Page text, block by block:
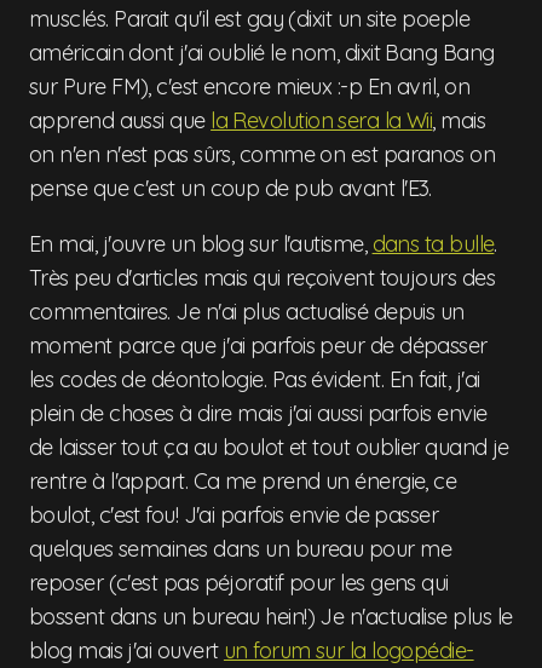
musclés. Parait qu'il est gay (dixit un site poeple
américain dont j'ai oublié le nom, dixit Bang Bang
sur Pure FM), c'est encore mieux :-p En avril, on
apprend aussi que la Revolution sera la Wii, mais
on n'en n'est pas sûrs, comme on est paranos on
pense que c'est un coup de pub avant l'E3.
En mai, j'ouvre un blog sur l'autisme, dans ta bulle.
Très peu d'articles mais qui reçoivent toujours des
commentaires. Je n'ai plus actualisé depuis un
moment parce que j'ai parfois peur de dépasser
les codes de déontologie. Pas évident. En fait, j'ai
plein de choses à dire mais j'ai aussi parfois envie
de laisser tout ça au boulot et tout oublier quand je
rentre à l'appart. Ca me prend un énergie, ce
boulot, c'est fou! J'ai parfois envie de passer
quelques semaines dans un bureau pour me
reposer (c'est pas péjoratif pour les gens qui
bossent dans un bureau hein!) Je n'actualise plus le
blog mais j'ai ouvert un forum sur la logopédie-